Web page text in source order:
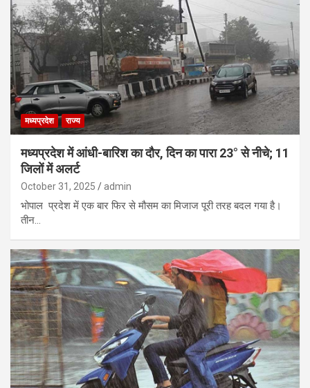
मध्यप्रदेश राज्य
मध्यप्रदेश में आंधी-बारिश का दौर, दिन का पारा 23° से नीचे; 11
जिलों में अलर्ट
October 31, 2025 admin
भोपाल प्रदेश में एक बार फिर से मौसम का मिजाज पूरी तरह बदल गया है।
तीन…